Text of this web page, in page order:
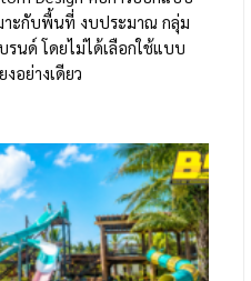
าะกับพื้นที่ งบประมาณ กลุ่ม
นด์ โดยไม่ได้เลือกใช้แบบ
งอย่างเดียว